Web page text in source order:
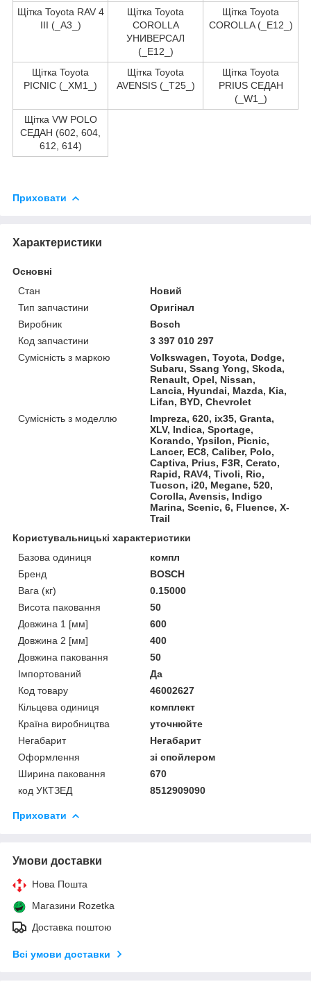
Щітка Toyota RAV 4
III (_A3_)
Щітка Toyota
COROLLA
УНИВЕРСАЛ
(_E12_)
Щітка Toyota
COROLLA (_E12_)
Щітка Toyota
PICNIC (_XM1_)
Щітка Toyota
AVENSIS (_T25_)
Щітка Toyota
PRIUS СЕДАН
(_W1_)
Щітка VW POLO
СЕДАН (602, 604,
612, 614)
Приховати
Характеристики
Основні
Стан
Новий
Тип запчастини
Оригінал
Виробник
Bosch
Код запчастини
3 397 010 297
Сумісність з маркою
Volkswagen, Toyota, Dodge,
Subaru, Ssang Yong, Skoda,
Renault, Opel, Nissan,
Lancia, Hyundai, Mazda, Kia,
Lifan, BYD, Chevrolet
Сумісність з моделлю
Impreza, 620, ix35, Granta,
XLV, Indica, Sportage,
Korando, Ypsilon, Picnic,
Lancer, EC8, Caliber, Polo,
Captiva, Prius, F3R, Cerato,
Rapid, RAV4, Tivoli, Rio,
Tucson, i20, Megane, 520,
Corolla, Avensis, Indigo
Marina, Scenic, 6, Fluence, X-
Trail
Користувальницькі характеристики
Базова одиниця
компл
Бренд
BOSCH
Вага (кг)
0.15000
Висота паковання
50
Довжина 1 [мм]
600
Довжина 2 [мм]
400
Довжина паковання
50
Імпортований
Да
Код товару
46002627
Кільцева одиниця
комплект
Країна виробництва
уточнюйте
Негабарит
Негабарит
Оформлення
зі спойлером
Ширина паковання
670
код УКТЗЕД
8512909090
Приховати
Умови доставки
Нова Пошта
Магазини Rozetka
Доставка поштою
Всі умови доставки